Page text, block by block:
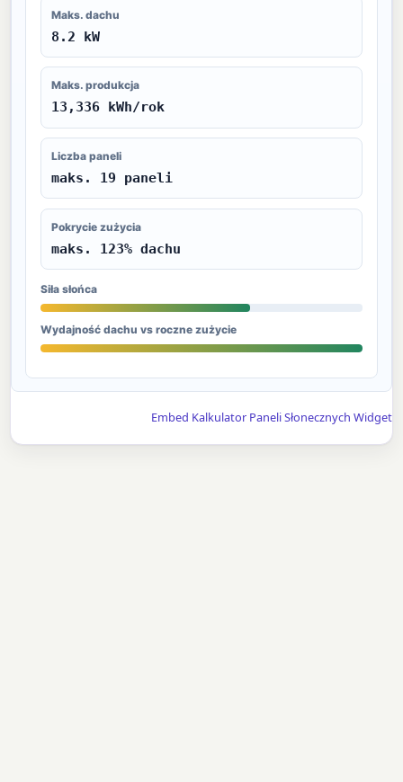
Maks. dachu
8.2 kW
Maks. produkcja
13,336 kWh/rok
Liczba paneli
maks. 19 paneli
Pokrycie zużycia
maks. 123% dachu
Siła słońca
Wydajność dachu vs roczne zużycie
Embed Kalkulator Paneli Słonecznych Widget